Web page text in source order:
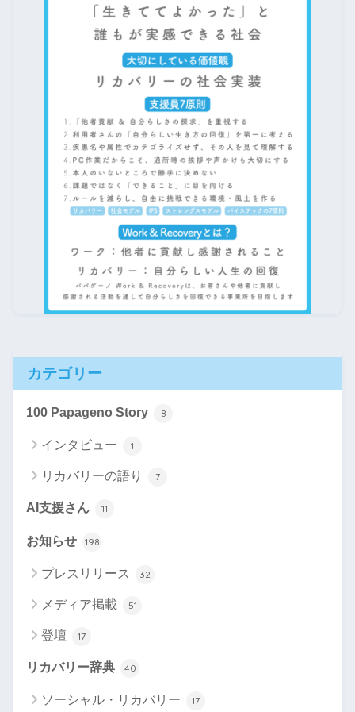
カテゴリー
100 Papageno Story 8
インタビュー 1
リカバリーの語り 7
AI支援さん 11
お知らせ 198
プレスリリース 32
メディア掲載 51
登壇 17
リカバリー辞典 40
ソーシャル・リカバリー 17